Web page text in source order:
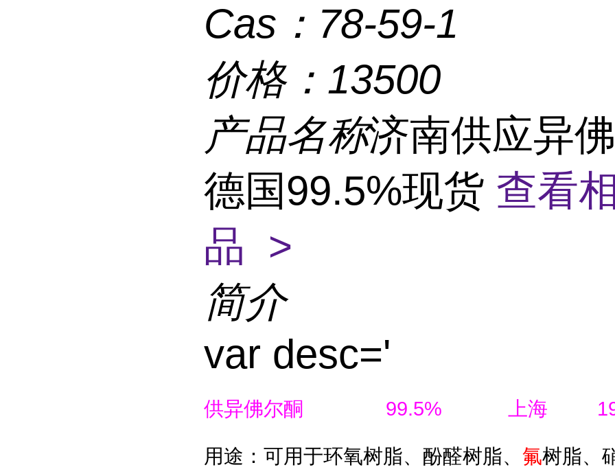
Cas： 78-59-1
价格： 13500
产品名称济南供应异
德国99.5%现货 查看
品 >
简介
var desc='
供异佛尔酮 99.5% 上海
用途：可用于环氧树脂、酚醛树脂、 氟树脂、